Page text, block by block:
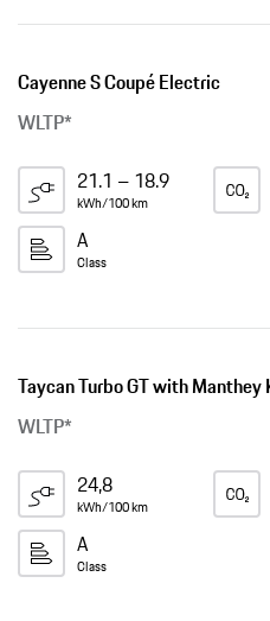
Cayenne S Coupé Electric
WLTP*
21.1 – 18.9
kWh/100 km
A
Class
Taycan Turbo GT with Manthey
WLTP*
24,8
kWh/100 km
A
Class